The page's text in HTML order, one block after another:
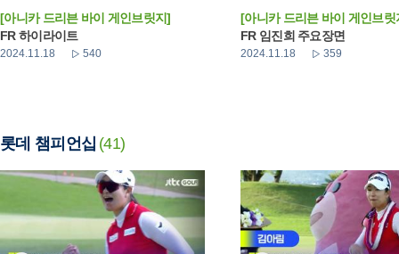
[아니카 드리븐 바이 게인브릿지]
FR 하이라이트
2024.11.18 540
[아니카 드리븐 바이 게인브릿
FR 임진희 주요장면
2024.11.18 359
롯데 챔피언십 (41)